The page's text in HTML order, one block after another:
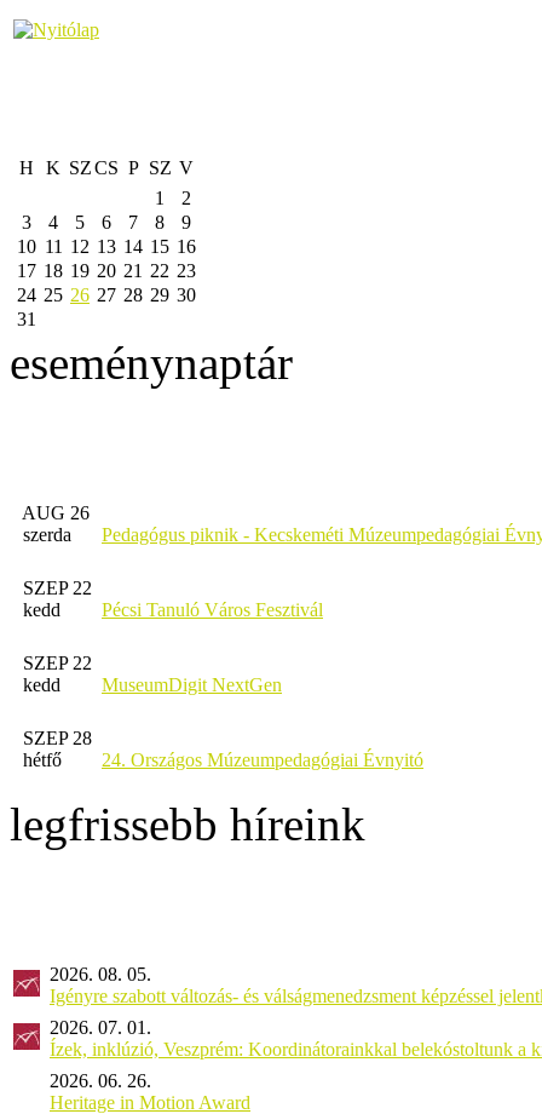
H K SZCS P SZ V
1
2
3
4 5 6 7 8
9
10 11 12 13 14 15 16
17 18 19 20 21 22 23
24 25 26 27 28 29 30
31
eseménynaptár
AUG 26
szerda
Pedagógus piknik - Kecskeméti Múzeumpedagógiai
SZEP 22
kedd
Pécsi Tanuló Város Fesztivál
SZEP 22
kedd
MuseumDigit NextGen
SZEP 28
hétfő
24. Országos Múzeumpedagógiai Évnyitó
legfrissebb híreink
2026. 08. 05.
Igényre szabott változás- és válságmenedzsment képzéssel
2026. 07. 01.
Ízek, inklúzió, Veszprém: Koordinátorainkkal belekóstoltunk a
2026. 06. 26.
Heritage in Motion Award